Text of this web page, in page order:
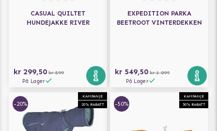
CASUAL QUILTET
HUNDEJAKKE RIVER
kr 299,50 kr 599
På Lager
EXPEDITION PARKA
BEETROOT VINTERDEKKEN
kr 549,50 kr 1 099
På Lager
KAMPANJE
20% RABATT
-20%
KAMPANJE
50% RABATT
-50%